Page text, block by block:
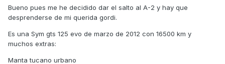
Bueno pues me he decidido dar el salto al A-2 y hay que
desprenderse de mi querida gordi.
Es una Sym gts 125 evo de marzo de 2012 con 16500 km y
muchos extras:
Manta tucano urbano